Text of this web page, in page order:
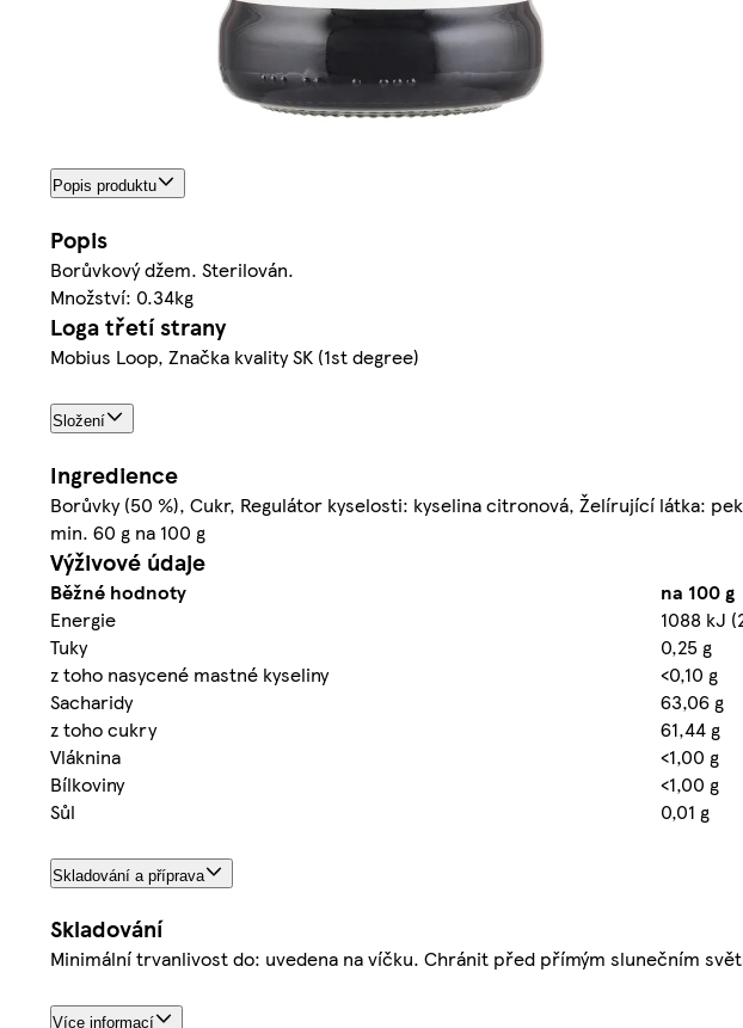
Popis produktu
Popis
Borůvkový džem. Sterilován.
Množství: 0.34kg
Loga třetí strany
Mobius Loop, Značka kvality SK (1st degree)
Složení
Ingredience
Borůvky (50 %), Cukr, Regulátor kyselosti: kyselina citronová, Želírující látka:
min. 60 g na 100 g
Výživové údaje
Běžné hodnoty
na 100 g
Energie
1088 kJ
Tuky
0,25 g
z toho nasycené mastné kyseliny
<0,10 g
Sacharidy
63,06 g
z toho cukry
61,44 g
Vláknina
<1,00 g
Bílkoviny
<1,00 g
Sůl
0,01 g
Skladování a příprava
Skladování
Minimální trvanlivost do: uvedena na víčku. Chránit před přímým slunečním
Více informací